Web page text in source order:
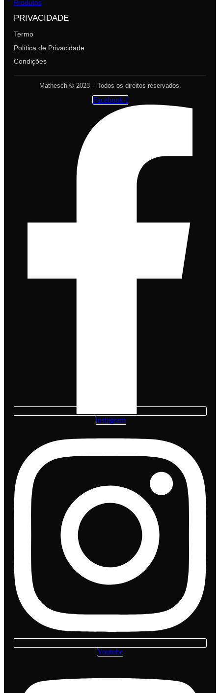
Produtos
PRIVACIDADE
Termo
Política de Privacidade
Condições
Mathesch © 2023 – Todos os direitos reservados.
Facebook-f
Instagram
Youtube